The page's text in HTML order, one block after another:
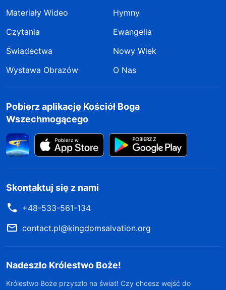
Materiały Wideo
Hymny
Czytania
Ewangelia
Świadectwa
Nowy Wiek
Wystawa Obrazów
O Nas
Pobierz aplikację Kościół Boga
Wszechmogącego
Skontaktuj się z nami
+48-533-561-134
contact.pl@kingdomsalvation.org
Nadeszło Królestwo Boże!
Królestwo Boże przyszło na świat! Czy chcesz wejść do